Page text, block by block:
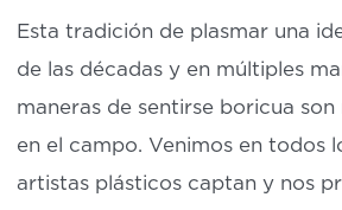
Esta tradición de plasmar una
de las décadas y en múltiples
maneras de sentirse boricua
en el campo. Venimos en todos
artistas plásticos captan y nos